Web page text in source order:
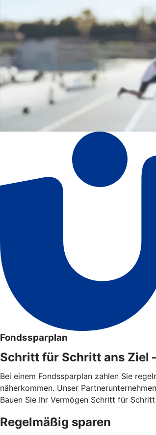
Fondssparplan
Schritt für Schritt ans Ziel
Bei einem Fondssparplan zahlen Sie
näherkommen. Unser
Bauen Sie Ihr Vermögen Schritt für
Regelmäßig sparen